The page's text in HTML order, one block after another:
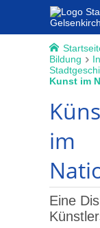
Bildung
Kunst im
im
Eine